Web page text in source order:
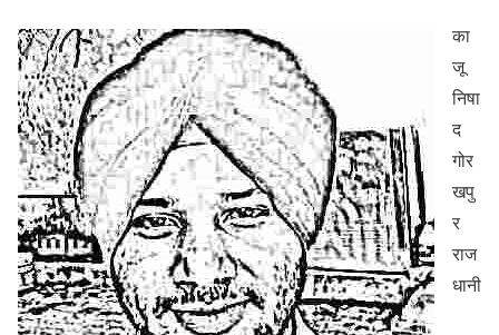
का
जू
निषा
द
गोर
खपु
र
राज
धानी